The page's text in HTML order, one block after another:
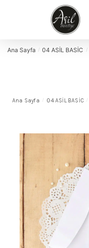
Ana Sayfa / 04 ASİL BASİC /
Ana Sayfa / 04 ASİL BASİC /